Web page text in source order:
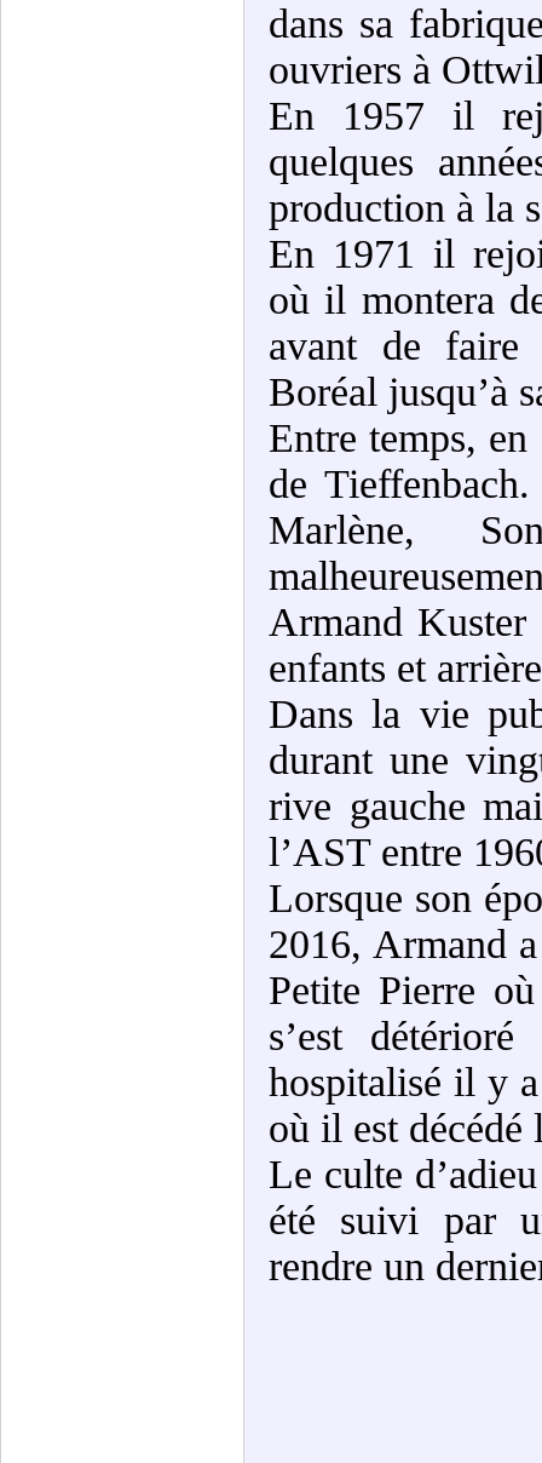
dans sa
ouvriers à
En 1957 il
quelques
production à la
En 1971 il
où il montera
avant de faire
Boréal jusqu’à
Entre temps,
de
Marlène,
Armand Kuster
enfants et
Dans la vie
durant une
rive gauche
l’AST entre
Lorsque son
2016, Armand
Petite Pierre
s’est
hospitalisé il y
où il est décédé
Le culte
été suivi par
rendre un